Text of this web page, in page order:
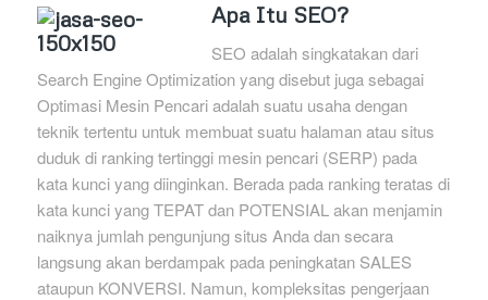
Apa Itu SEO?
SEO adalah singkatakan dari
Search Engine Optimization yang disebut juga sebagai
Optimasi Mesin Pencari adalah suatu usaha dengan
teknik tertentu untuk membuat suatu halaman atau situs
duduk di ranking tertinggi mesin pencari (SERP) pada
kata kunci yang diinginkan. Berada pada ranking teratas di
kata kunci yang TEPAT dan POTENSIAL akan menjamin
naiknya jumlah pengunjung situs Anda dan secara
langsung akan berdampak pada peningkatan SALES
ataupun KONVERSI. Namun, kompleksitas pengerjaan